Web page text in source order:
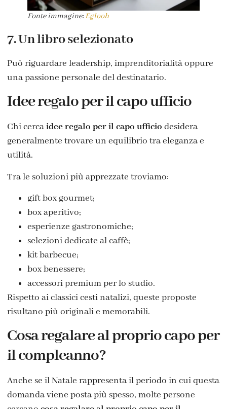
Fonte immagine:Eglooh
7. Un libro selezionato
Può riguardare leadership, imprenditorialità oppure
una passione personale del destinatario.
Idee regalo per il capo ufficio
Chi cercaidee regalo per il capo ufficio desidera
generalmente trovare un equilibrio tra eleganza e
utilità.
Tra le soluzioni più apprezzate troviamo:
gift box gourmet;
box aperitivo;
esperienze gastronomiche;
selezioni dedicate al caffè;
kit barbecue;
box benessere;
accessori premium per lo studio.
Rispetto ai classici cesti natalizi, queste proposte
risultano più originali e memorabili.
Cosa regalare al proprio capo per
il compleanno?
Anche se il Natale rappresenta il periodo in cui questa
domanda viene posta più spesso, molte persone